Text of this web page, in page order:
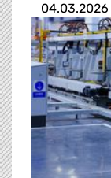
04.03.2026